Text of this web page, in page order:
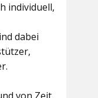
individuell,
dabei